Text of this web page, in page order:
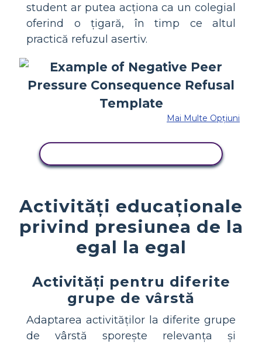
student ar putea acționa ca un colegial
oferind o țigară, în timp ce altul
practică refuzul asertiv.
Mai Multe Opțiuni
Activități educaționale
privind presiunea de la
egal la egal
Activități pentru diferite
grupe de vârstă
Adaptarea activităților la diferite grupe
de vârstă sporește relevanța și